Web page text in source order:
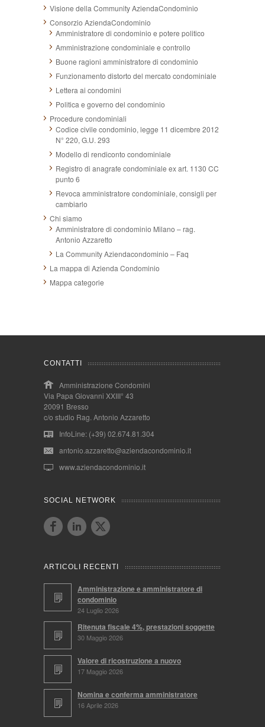
Visione della Community AziendaCondominio
Consorzio AziendaCondominio
Amministratore di condominio e potere politico
Amministrazione condominiale e controllo
Buone ragioni amministratore di condominio
Funzionamento distorto del mercato condominiale
Lettera ai condomini
Politica e governo del condominio
Procedure condominiali
Codice civile condominio, legge 11 dicembre 2012
N° 220, G.U. 293
Modello di rendiconto condominiale
Registro di anagrafe condominiale ex art. 1130 CC
punto 6
Revoca amministratore condominiale, consigli per
cambiarlo
Chi siamo
Amministratore di condominio Milano – rag.
Antonio Azzaretto
La Community Aziendacondominio – Faq
La mappa di Azienda Condominio
Mappa categorie
CONTATTI
Amministrazione Condomini
Via Papa Giovanni XXIII° 43
20091 Bresso
c/o studio Rag. Antonio Azzaretto
InfoLine: (+39) 02.674.81.304
antonio.azzaretto@aziendacondominio.it
www.aziendacondominio.it
SOCIAL NETWORK
ARTICOLI RECENTI
Amministrazione e amministratore di
condominio
24 Luglio 2026
Ritenuta fiscale 4%, prestazioni soggette
30 Maggio 2026
Valore di ricostruzione a nuovo
17 Maggio 2026
Nomina e conferma amministratore
16 Aprile 2026